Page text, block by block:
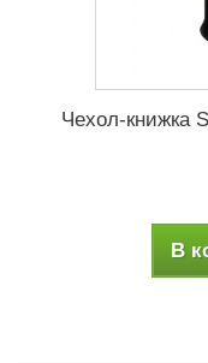
Чехол-книжка
В